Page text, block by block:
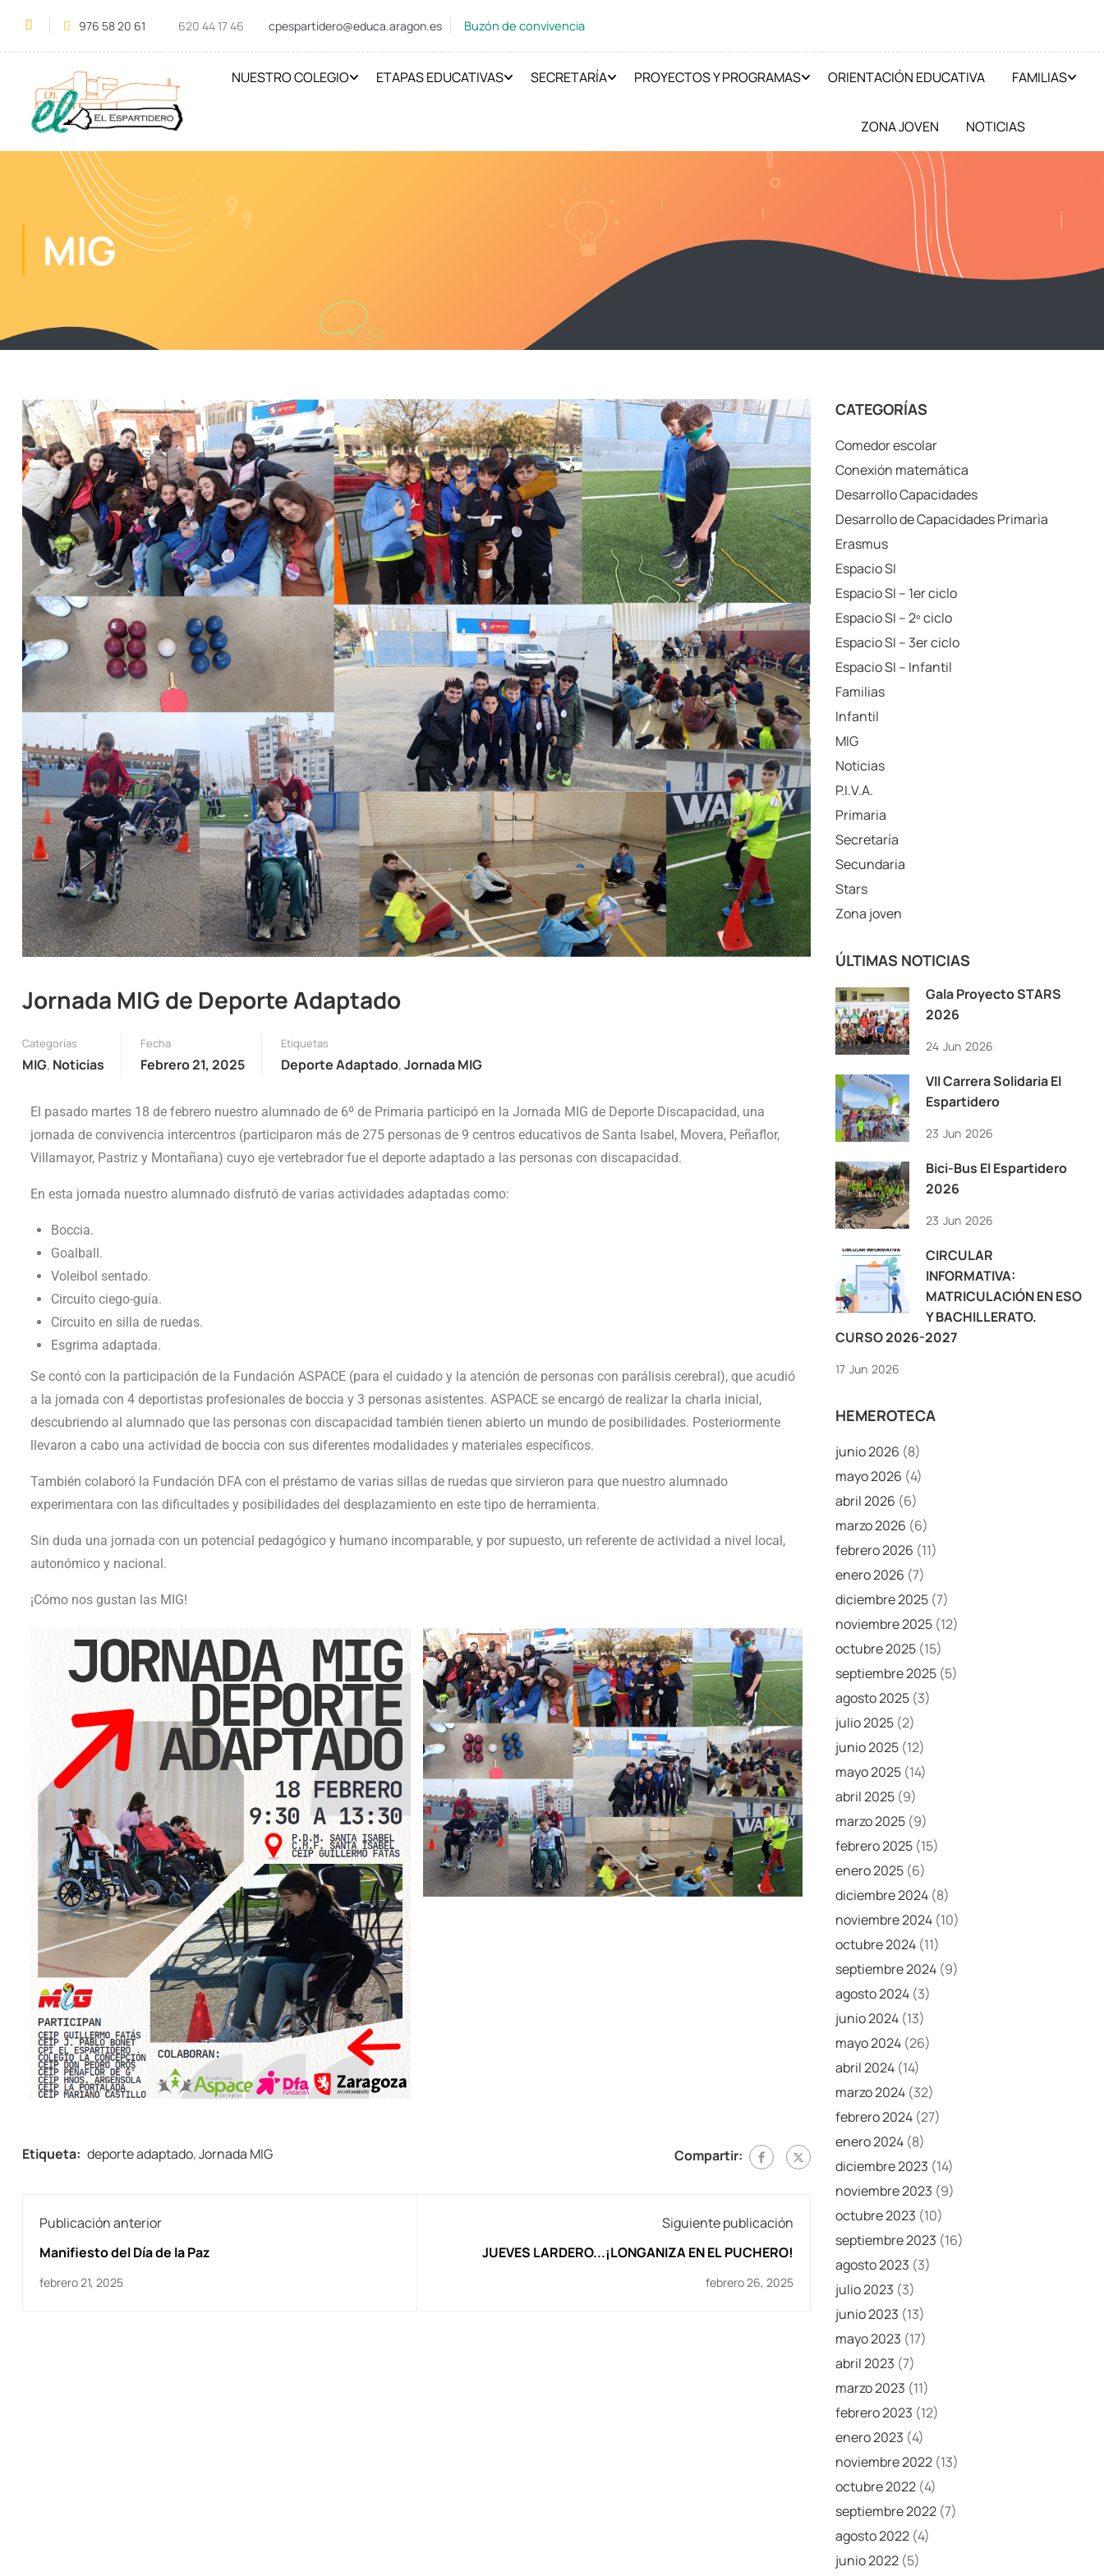
976 58 20 61 620 44 17 46 cpespartidero@educa.aragon.es Buzón de convivencia
NUESTRO COLEGIO ETAPAS EDUCATIVAS SECRETARÍA PROYECTOS Y PROGRAMAS ORIENTACIÓN EDUCATIVA FAMILIAS
ZONA JOVEN NOTICIAS
MIG
Jornada MIG de Deporte Adaptado
Categorías
MIG, Noticias
Fecha
Febrero 21, 2025
Etiquetas
Deporte Adaptado,Jornada MIG
El pasado martes 18 de febrero nuestro alumnado de 6º de Primaria participó en la Jornada MIG de Deporte Discapacidad, una
jornada de convivencia intercentros (participaron más de 275 personas de 9 centros educativos de Santa Isabel, Movera, Peñaflor,
Villamayor, Pastriz y Montañana) cuyo eje vertebrador fue el deporte adaptado a las personas con discapacidad.
En esta jornada nuestro alumnado disfrutó de varias actividades adaptadas como:
Boccia.
Goalball.
Voleibol sentado.
Circuito ciego-guía.
Circuito en silla de ruedas.
Esgrima adaptada.
Se contó con la participación de la Fundación ASPACE (para el cuidado y la atención de personas con parálisis cerebral), que acudió
a la jornada con 4 deportistas profesionales de boccia y 3 personas asistentes. ASPACE se encargó de realizar la charla inicial,
descubriendo al alumnado que las personas con discapacidad también tienen abierto un mundo de posibilidades. Posteriormente
llevaron a cabo una actividad de boccia con sus diferentes modalidades y materiales específicos.
También colaboró la Fundación DFA con el préstamo de varias sillas de ruedas que sirvieron para que nuestro alumnado
experimentara con las dificultades y posibilidades del desplazamiento en este tipo de herramienta.
Sin duda una jornada con un potencial pedagógico y humano incomparable, y por supuesto, un referente de actividad a nivel local,
autonómico y nacional.
¡Cómo nos gustan las MIG!
Etiqueta: deporte adaptado,Jornada MIG Compartir:
Publicación anterior
Manifiesto del Día de la Paz
febrero 21, 2025
Siguiente publicación
JUEVES LARDERO...¡LONGANIZA EN EL PUCHERO!
febrero 26, 2025
CATEGORÍAS
Comedor escolar
Conexión matemática
Desarrollo Capacidades
Desarrollo de Capacidades Primaria
Erasmus
Espacio SI
Espacio SI – 1er ciclo
Espacio SI – 2º ciclo
Espacio SI – 3er ciclo
Espacio SI – Infantil
Familias
Infantil
MIG
Noticias
P.I.V.A.
Primaria
Secretaría
Secundaria
Stars
Zona joven
ÚLTIMAS NOTICIAS
Gala Proyecto STARS
2026
24 Jun 2026
VII Carrera Solidaria El
Espartidero
23 Jun 2026
Bici-Bus El Espartidero
2026
23 Jun 2026
CIRCULAR
INFORMATIVA:
MATRICULACIÓN EN ESO
Y BACHILLERATO.
CURSO 2026-2027
17 Jun 2026
HEMEROTECA
junio 2026 (8)
mayo 2026 (4)
abril 2026 (6)
marzo 2026 (6)
febrero 2026 (11)
enero 2026 (7)
diciembre 2025 (7)
noviembre 2025 (12)
octubre 2025 (15)
septiembre 2025 (5)
agosto 2025 (3)
julio 2025 (2)
junio 2025 (12)
mayo 2025 (14)
abril 2025 (9)
marzo 2025 (9)
febrero 2025 (15)
enero 2025 (6)
diciembre 2024 (8)
noviembre 2024 (10)
octubre 2024 (11)
septiembre 2024 (9)
agosto 2024 (3)
junio 2024 (13)
mayo 2024 (26)
abril 2024 (14)
marzo 2024 (32)
febrero 2024 (27)
enero 2024 (8)
diciembre 2023 (14)
noviembre 2023 (9)
octubre 2023 (10)
septiembre 2023 (16)
agosto 2023 (3)
julio 2023 (3)
junio 2023 (13)
mayo 2023 (17)
abril 2023 (7)
marzo 2023 (11)
febrero 2023 (12)
enero 2023 (4)
noviembre 2022 (13)
octubre 2022 (4)
septiembre 2022 (7)
agosto 2022 (4)
junio 2022 (5)